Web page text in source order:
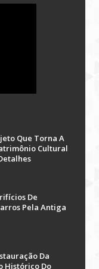
Que Torna A
Cultural
De
Pela Antiga
Da
Histórico Do